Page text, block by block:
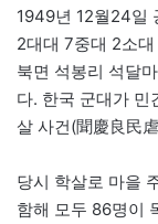
1949년 12월24일
2대대 7중대 2소
북면 석봉리 석달
다. 한국 군대가 민
살 사건(聞慶良民
당시 학살로 마을
함해 모두 86명이